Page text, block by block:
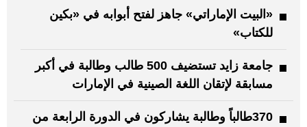
«البيت الإماراتي» جاهز لفتح أبوابه في «بكين
للكتاب»
جامعة زايد تستضيف 500 طالب وطالبة في أكبر
مسابقة لإتقان اللغة الصينية في الإمارات
370طالباً وطالبة يشاركون في الدورة الرابعة من